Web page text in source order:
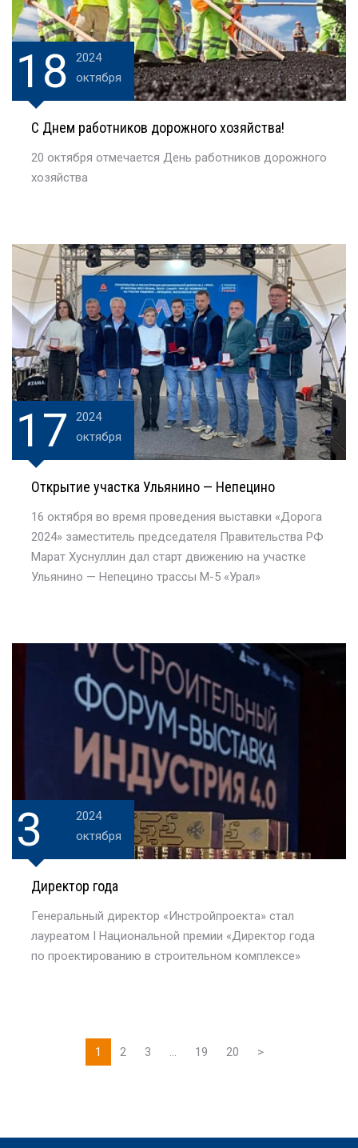
18
2024
октября
С Днем работников дорожного хозяйства!
20 октября отмечается День работников дорожного
хозяйства
17
2024
октября
Открытие участка Ульянино — Непецино
16 октября во время проведения выставки «Дорога
2024» заместитель председателя Правительства РФ
Марат Хуснуллин дал старт движению на участке
Ульянино — Непецино трассы М-5 «Урал»
3
2024
октября
Директор года
Генеральный директор «Инстройпроекта» стал
лауреатом I Национальной премии «Директор года
по проектированию в строительном комплексе»
1 2 3 19 20 >